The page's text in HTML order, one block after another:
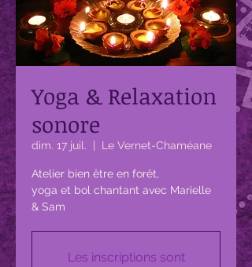
Yoga & Relaxation
sonore
dim. 17 juil. Le Vernet-Chaméane
Atelier bien être en forêt,
yoga et bol chantant avec Marielle
& Sam
Les inscriptions sont